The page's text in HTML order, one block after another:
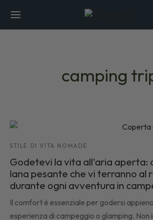
camping
STILE DI VITA NOMADE
Godetevi la vita all'aria aperta:
lana pesante che vi terranno al
durante ogni avventura in
Il comfort è essenziale per godersi
esperienza di campeggio o glamping. Non
delle fibre naturali